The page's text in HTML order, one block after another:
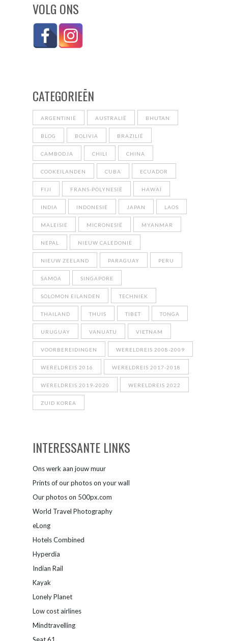
VOLG ONS
CATEGORIEĒN
ARGENTINIË AUSTRALIË BHUTAN
BLOG BOLIVIA BRAZILIË
CAMBODJA CHILI CHINA
COOKEILANDEN CUBA ECUADOR
FIJI FRANS-POLYNESIË HAWAÏ
INDIA INDONESIË JAPAN LAOS
MALEISIË MICRONESIË MYANMAR
NEPAL NIEUW CALEDONIË
NIEUW ZEELAND PARAGUAY PERU
SAMOA SINGAPORE
SOLOMON EILANDEN TECHNIEK
THAILAND THUIS TIBET TONGA
URUGUAY VANUATU VIETNAM
VOORBEREIDINGEN WERELDREIS 2008-2009
WERELDREIS 2016 WERELDREIS 2017-2018
WERELDREIS 2019-2020 WERELDREIS 2022
ZUID KOREA
INTERESSANTE LINKS
Ons werk aan jouw muur
Prints of our photos on your wall
Our photos on 500px.com
World Travel Photography
eLong
Hotels Combined
Hyperdia
Indian Rail
Kayak
Lonely Planet
Low cost airlines
Mindtravelling